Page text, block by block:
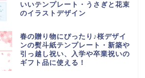
いいテンプレート・うさぎと花束
のイラストデザイン
春の贈り物にぴったり♪桜デザイ
ンの熨斗紙テンプレート・新築や
引っ越し祝い、入学や卒業祝いの
ギフト品に使える！